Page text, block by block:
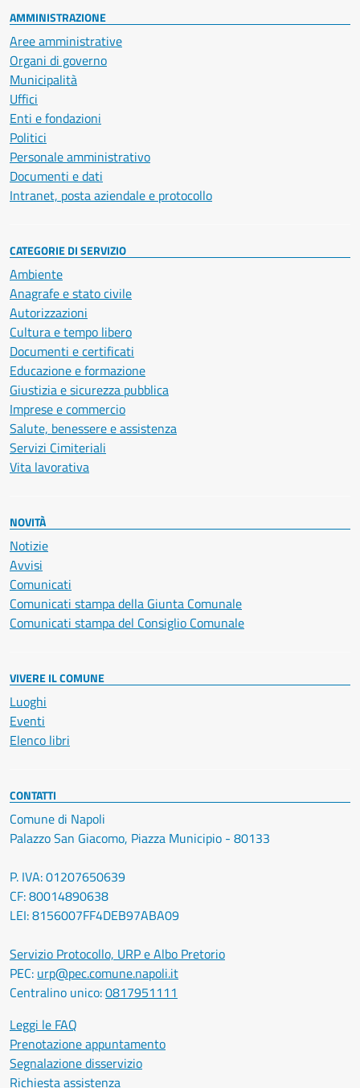
AMMINISTRAZIONE
Aree amministrative
Organi di governo
Municipalità
Uffici
Enti e fondazioni
Politici
Personale amministrativo
Documenti e dati
Intranet, posta aziendale e protocollo
CATEGORIE DI SERVIZIO
Ambiente
Anagrafe e stato civile
Autorizzazioni
Cultura e tempo libero
Documenti e certificati
Educazione e formazione
Giustizia e sicurezza pubblica
Imprese e commercio
Salute, benessere e assistenza
Servizi Cimiteriali
Vita lavorativa
NOVITÀ
Notizie
Avvisi
Comunicati
Comunicati stampa della Giunta Comunale
Comunicati stampa del Consiglio Comunale
VIVERE IL COMUNE
Luoghi
Eventi
Elenco libri
CONTATTI
Comune di Napoli
Palazzo San Giacomo, Piazza Municipio - 80133
P. IVA: 01207650639
CF: 80014890638
LEI: 8156007FF4DEB97ABA09
Servizio Protocollo, URP e Albo Pretorio
PEC: urp@pec.comune.napoli.it
Centralino unico:0817951111
Leggi le FAQ
Prenotazione appuntamento
Segnalazione disservizio
Richiesta assistenza